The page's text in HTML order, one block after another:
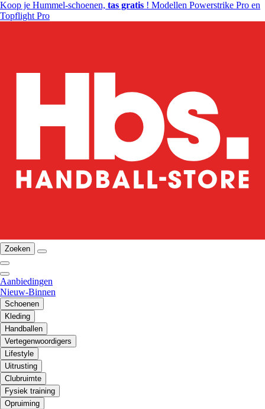
Koop je Hummel-schoenen, tas gratis ! Modellen Powerstrike Pro en
Topflight Pro
Zoeken
Aanbiedingen
Nieuw-Binnen
Schoenen
Kleding
Handballen
Vertegenwoordigers
Lifestyle
Uitrusting
Clubruimte
Fysiek training
Opruiming